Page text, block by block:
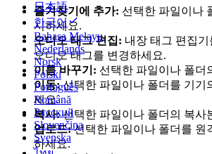
日本語
한국어
Bahasa Melayu
Nederlands
Norsk
Polski
Português
Română
Русский
Slovenčina
Svenska
즐겨찾기에 추가: 선택한 파일이나
시하세요.
오디오 태그 편집: 내장 태그 편집
오디오 태그를 변경하세요.
이름 바꾸기: 선택한 파일이나 폴더
이동:선택한 파일이나 폴더를 기기
세요.
복사:선택한 파일이나 폴더의 복사
업로드:선택한 파일이나 폴더를 원
하세요.